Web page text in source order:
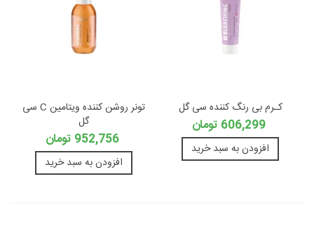
کـرم بی رنگ کننده سی گل
606,299 تومان
افزودن به سبد خرید
تونر روشن کننده ویتامین C سی
گل
952,756 تومان
افزودن به سبد خرید